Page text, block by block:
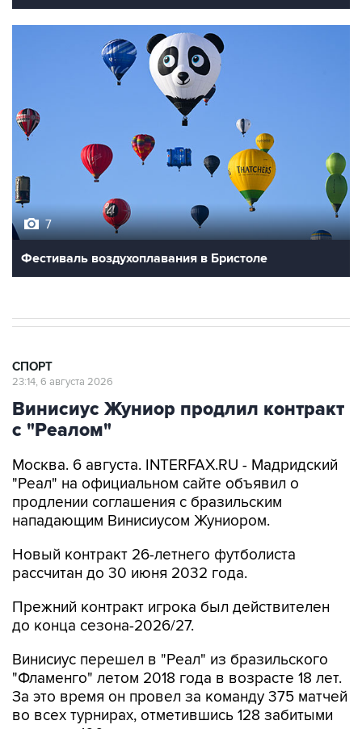
7
Фестиваль воздухоплавания в Бристоле
СПОРТ
23:14, 6 августа 2026
Винисиус Жуниор продлил контракт
с "Реалом"
Москва. 6 августа. INTERFAX.RU - Мадридский
"Реал" на официальном сайте объявил о
продлении соглашения с бразильским
нападающим Винисиусом Жуниором.
Новый контракт 26-летнего футболиста
рассчитан до 30 июня 2032 года.
Прежний контракт игрока был действителен
до конца сезона-2026/27.
Винисиус перешел в "Реал" из бразильского
"Фламенго" летом 2018 года в возрасте 18 лет.
За это время он провел за команду 375 матчей
во всех турнирах, отметившись 128 забитыми